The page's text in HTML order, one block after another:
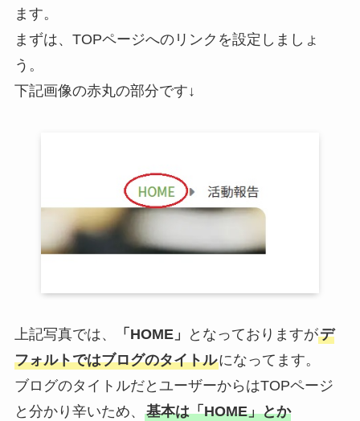
ます。
まずは、TOPページへのリンクを設定しましょ
う。
下記画像の赤丸の部分です↓
上記写真では、 「HOME」 となっておりますがデ
フォルトではブログのタイトルになってます。
ブログのタイトルだとユーザーからはTOPページ
と分かり辛いため、 基本は「HOME」とか